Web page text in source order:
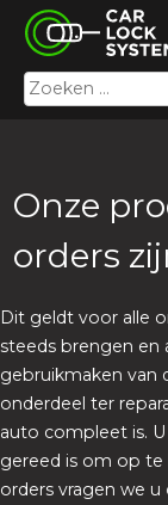
Skip
content
Car Lock Systems
Car Lock Systems
Zoeken
naar:
Onze
orders
Dit geldt voor alle
steeds brengen en
gebruikmaken van
onderdeel ter
auto compleet is.
gereed is om op te
orders vragen we